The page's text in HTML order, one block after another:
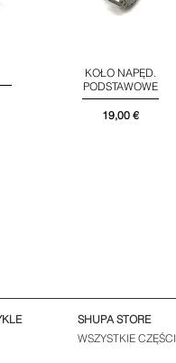
Podgląd
KOŁO NAPĘD.
PODSTAWOWE
Cena
19,00 €
SHUPA STORE
WSZYSTKIE CZĘŚCI